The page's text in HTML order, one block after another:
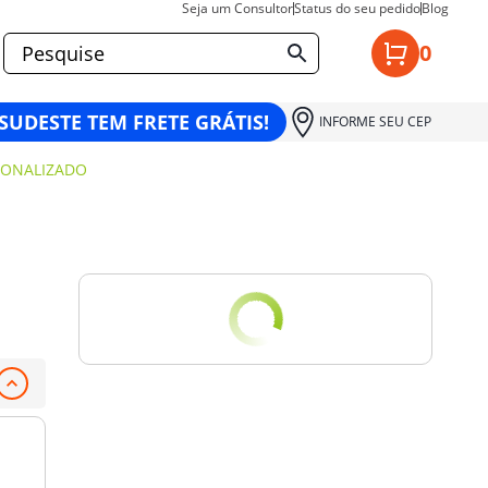
Seja um ConsultorStatus do seu pedidoBlog
0
TEM FRETE GRÁTIS! INFORME SEU CEP